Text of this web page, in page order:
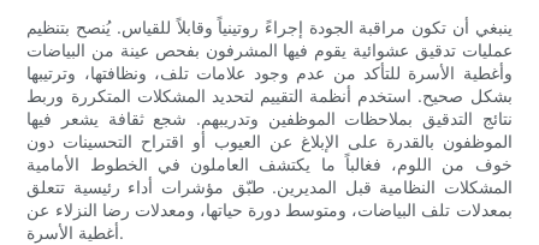
ينبغي أن تكون مراقبة الجودة إجراءً روتينياً وقابلاً للقياس. يُنصح بتنظيم
عمليات تدقيق عشوائية يقوم فيها المشرفون بفحص عينة من البياضات
وأغطية الأسرة للتأكد من عدم وجود علامات تلف، ونظافتها، وترتيبها
بشكل صحيح. استخدم أنظمة التقييم لتحديد المشكلات المتكررة وربط
نتائج التدقيق بملاحظات الموظفين وتدريبهم. شجع ثقافة يشعر فيها
الموظفون بالقدرة على الإبلاغ عن العيوب أو اقتراح التحسينات دون
خوف من اللوم، فغالباً ما يكتشف العاملون في الخطوط الأمامية
المشكلات النظامية قبل المديرين. طبّق مؤشرات أداء رئيسية تتعلق
بمعدلات تلف البياضات، ومتوسط ​​دورة حياتها، ومعدلات رضا النزلاء عن
أغطية الأسرة.